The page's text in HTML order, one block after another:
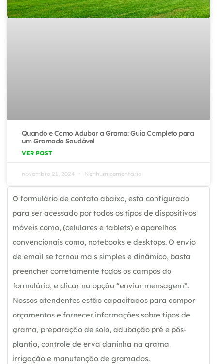
Quando e Como Adubar a Grama: Guia Completo para
um Gramado Saudável
VER POST
novembro 21, 2024 Nenhum comentário
O formulário de contato abaixo, esta configurado
para ser acessado por todos os tipos de dispositivos
móveis como, (celulares e tablets) e aparelhos
convencionais como, notebooks e desktops. O envio
de email se tornou mais simples e dinâmico, basta
preencher corretamente todos os campos do
formulário, e clicar na opção “enviar mensagem”.
Nossos atendentes estão capacitados para compor
orçamentos e fornecer informações sobre tipos de
grama, preparação de solo, adubação pré e pós-
plantio, controle de erva daninha na grama,
irrigação e manutenção de gramados.